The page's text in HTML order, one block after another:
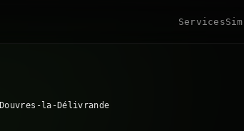
Services
Douvres-la-Délivrande